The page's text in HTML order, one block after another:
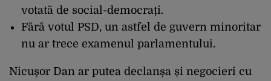
votată de social-democrați.
Fără votul PSD, un astfel de guvern minoritar
nu ar trece examenul parlamentului.
Nicușor Dan ar putea declanșa și negocieri cu